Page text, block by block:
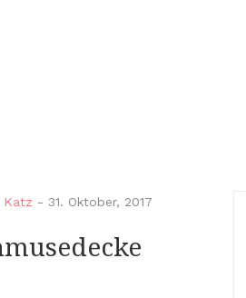
Katz - 31. Oktober, 2017